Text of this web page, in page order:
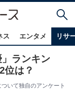
ス エンタメ リサ
ランキン
位は？
いて独自のアンケート